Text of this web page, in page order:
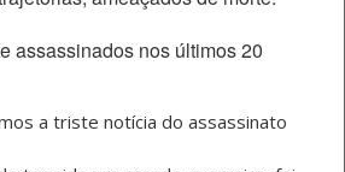
assassinados nos últimos 20
a triste notícia do assassinato